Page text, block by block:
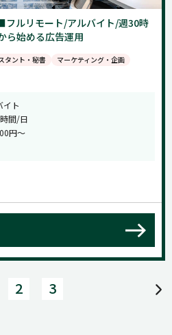
フルリモート/アルバイト/週30時
ら始める広告運用
タント・秘書
マーケティング・企画
イト
間/日
円～
2 3